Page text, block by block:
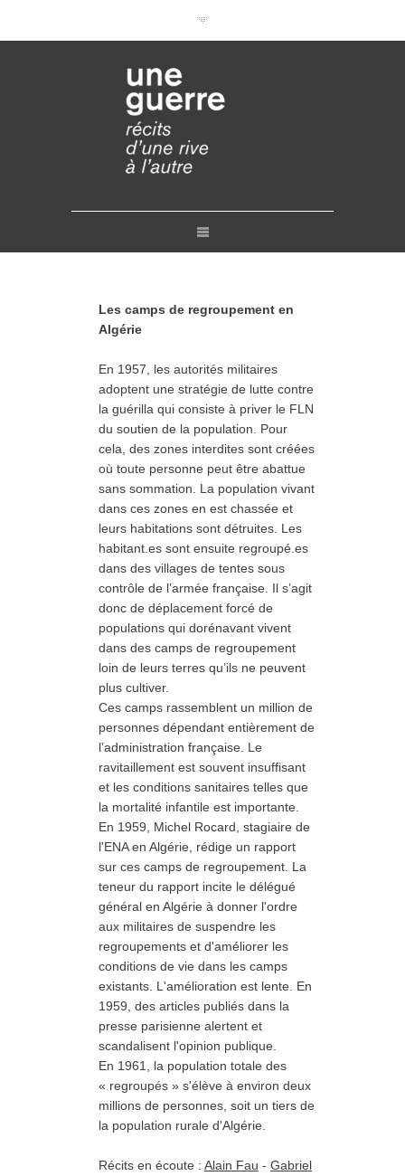
Conférences en ligne
Pourquoi et comment ?
Retours
Les camps de regroupement en
Algérie
En 1957, les autorités militaires
adoptent une stratégie de lutte contre
la guérilla qui consiste à priver le FLN
du soutien de la population. Pour
cela, des zones interdites sont créées
où toute personne peut être abattue
sans sommation. La population vivant
dans ces zones en est chassée et
leurs habitations sont détruites. Les
habitant.es sont ensuite regroupé.es
dans des villages de tentes sous
contrôle de l’armée française. Il s’agit
donc de déplacement forcé de
populations qui dorénavant vivent
dans des camps de regroupement
loin de leurs terres qu’ils ne peuvent
plus cultiver.
Ces camps rassemblent un million de
personnes dépendant entièrement de
l’administration française. Le
ravitaillement est souvent insuffisant
et les conditions sanitaires telles que
la mortalité infantile est importante.
En 1959, Michel Rocard, stagiaire de
l'ENA en Algérie, rédige un rapport
sur ces camps de regroupement. La
teneur du rapport incite le délégué
général en Algérie à donner l'ordre
aux militaires de suspendre les
regroupements et d'améliorer les
conditions de vie dans les camps
existants. L'amélioration est lente. En
1959, des articles publiés dans la
presse parisienne alertent et
scandalisent l'opinion publique.
En 1961, la population totale des
« regroupés » s'élève à environ deux
millions de personnes, soit un tiers de
la population rurale d'Algérie.
Récits en écoute : Alain Fau - Gabriel